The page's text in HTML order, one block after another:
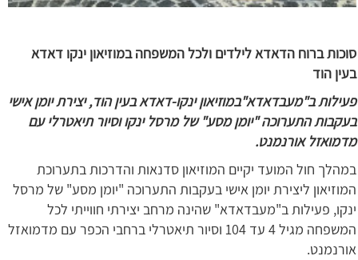
סוכות ברוח הדאדא לילדים ולכל המשפחה במוזיאון ינקו דאדא
בעין הוד
פעילות ב"מעבדאדא"במוזיאון ינקו-דאדא בעין הוד, יצירת יומן אישי
בעקבות התערוכה "יומן מסע" של מרסל ינקו וסיור תיאטרלי עם
מדמואזל אורנמנט.
במהלך חול המועד יקיים המוזיאון סדנאות והדרכות בתערוכת
המוזיאון ליצירת יומן אישי בעקבות התערוכה "יומן מסע" של מרסל
ינקו, פעילות ב"מעבדאדא" שהינה מרחב יצירתי חווייתי לכל
המשפחה מגיל 4 עד 104 וסיור תיאטרלי ברחבי הכפר עם מדמואזל
אורנמנט.